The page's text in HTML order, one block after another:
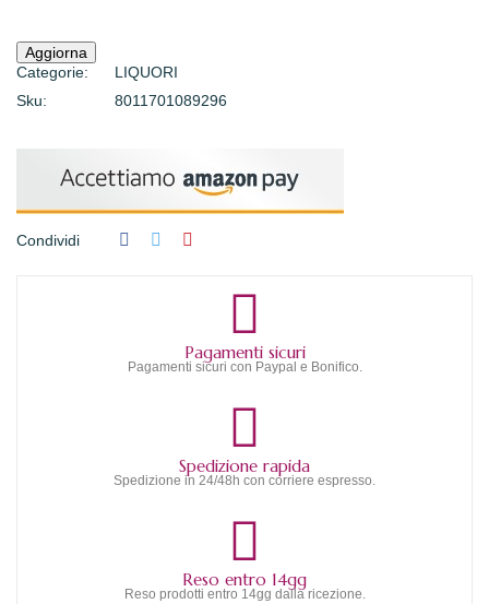
Categorie:
LIQUORI
Sku:
8011701089296
Condividi
Pagamenti sicuri
Pagamenti sicuri con Paypal e Bonifico.
Spedizione rapida
Spedizione in 24/48h con corriere espresso.
Reso entro 14gg
Reso prodotti entro 14gg dalla ricezione.